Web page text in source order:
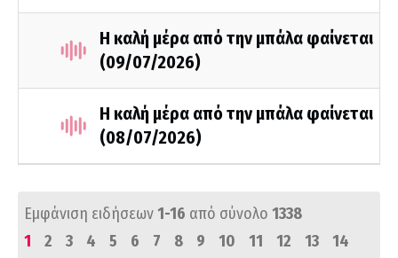
Η καλή μέρα από την μπάλα φαίνεται
(09/07/2026)
Η καλή μέρα από την μπάλα φαίνεται
(08/07/2026)
Εμφάνιση ειδήσεων1-16 από σύνολο 1338
1
2 3 4 5 6 7 8 9 10 11 12 13
14